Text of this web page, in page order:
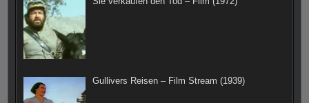
Gullivers Reisen – Film Stream (1939)